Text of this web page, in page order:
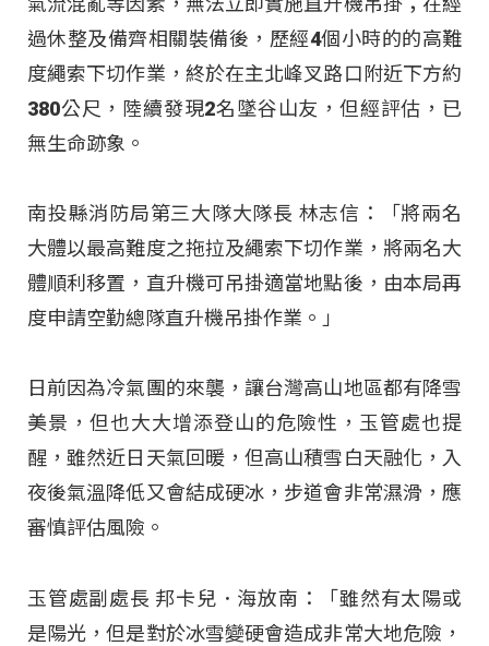
過休整及備齊相關裝備後，歷經4個小時的的高難
度繩索下切作業，終於在主北峰叉路口附近下方約
380公尺，陸續發現2名墜谷山友，但經評估，已
無生命跡象。
南投縣消防局第三大隊大隊長 林志信：「將兩名
大體以最高難度之拖拉及繩索下切作業，將兩名大
體順利移置，直升機可吊掛適當地點後，由本局再
度申請空勤總隊直升機吊掛作業。」
日前因為冷氣團的來襲，讓台灣高山地區都有降雪
美景，但也大大增添登山的危險性，玉管處也提
醒，雖然近日天氣回暖，但高山積雪白天融化，入
夜後氣溫降低又會結成硬冰，步道會非常濕滑，應
審慎評估風險。
玉管處副處長 邦卡兒．海放南：「雖然有太陽或
是陽光，但是對於冰雪變硬會造成非常大地危險，